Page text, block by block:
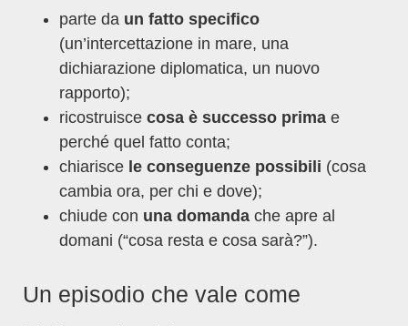
parte da un fatto specifico
(un’intercettazione in mare, una
dichiarazione diplomatica, un nuovo
rapporto);
ricostruisce cosa è successo prima e
perché quel fatto conta;
chiarisce le conseguenze possibili (cosa
cambia ora, per chi e dove);
chiude con una domanda che apre al
domani (“cosa resta e cosa sarà?”).
Un episodio che vale come